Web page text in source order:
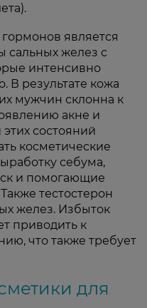
является
сальных желез с
интенсивно
В результате кожа
мужчин склонна к
акне и
состояний
косметические
себума,
и помогающие
тестостерон
желез. Избыток
приводить к
что также требует
для